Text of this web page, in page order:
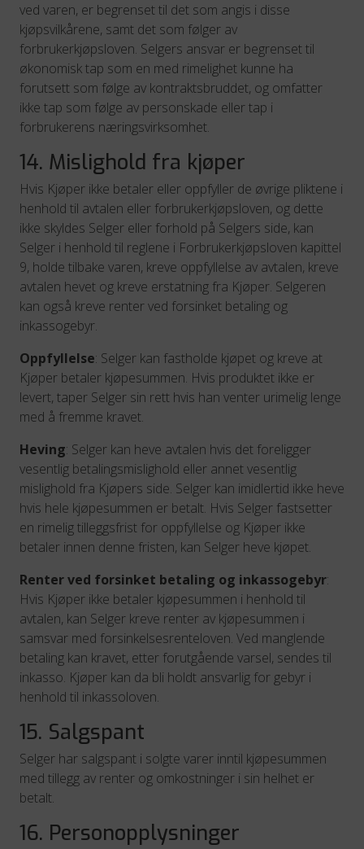
ved varen, er begrenset til det som angis i disse
kjøpsvilkårene, samt det som følger av
forbrukerkjøpsloven. Selgers ansvar er begrenset til
økonomisk tap som en med rimelighet kunne ha
forutsett som følge av kontraktsbruddet, og omfatter
ikke tap som følge av personskade eller tap i
forbrukerens næringsvirksomhet.
14. Mislighold fra kjøper
Hvis Kjøper ikke betaler eller oppfyller de øvrige pliktene i
henhold til avtalen eller forbrukerkjøpsloven, og dette
ikke skyldes Selger eller forhold på Selgers side, kan
Selger i henhold til reglene i Forbrukerkjøpsloven kapittel
9, holde tilbake varen, kreve oppfyllelse av avtalen, kreve
avtalen hevet og kreve erstatning fra Kjøper. Selgeren
kan også kreve renter ved forsinket betaling og
inkassogebyr.
Oppfyllelse: Selger kan fastholde kjøpet og kreve at
Kjøper betaler kjøpesummen. Hvis produktet ikke er
levert, taper Selger sin rett hvis han venter urimelig lenge
med å fremme kravet.
Heving: Selger kan heve avtalen hvis det foreligger
vesentlig betalingsmislighold eller annet vesentlig
mislighold fra Kjøpers side. Selger kan imidlertid ikke heve
hvis hele kjøpesummen er betalt. Hvis Selger fastsetter
en rimelig tilleggsfrist for oppfyllelse og Kjøper ikke
betaler innen denne fristen, kan Selger heve kjøpet.
Renter ved forsinket betaling og inkassogebyr:
Hvis Kjøper ikke betaler kjøpesummen i henhold til
avtalen, kan Selger kreve renter av kjøpesummen i
samsvar med forsinkelsesrenteloven. Ved manglende
betaling kan kravet, etter forutgående varsel, sendes til
inkasso. Kjøper kan da bli holdt ansvarlig for gebyr i
henhold til inkassoloven.
15. Salgspant
Selger har salgspant i solgte varer inntil kjøpesummen
med tillegg av renter og omkostninger i sin helhet er
betalt.
16. Personopplysninger